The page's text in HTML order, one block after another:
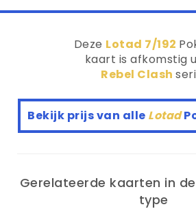
Deze Lotad 7/192
kaart is afkomstig
Rebel Clash
Bekijk prijs van alle Lotad
Gerelateerde kaarten in
type